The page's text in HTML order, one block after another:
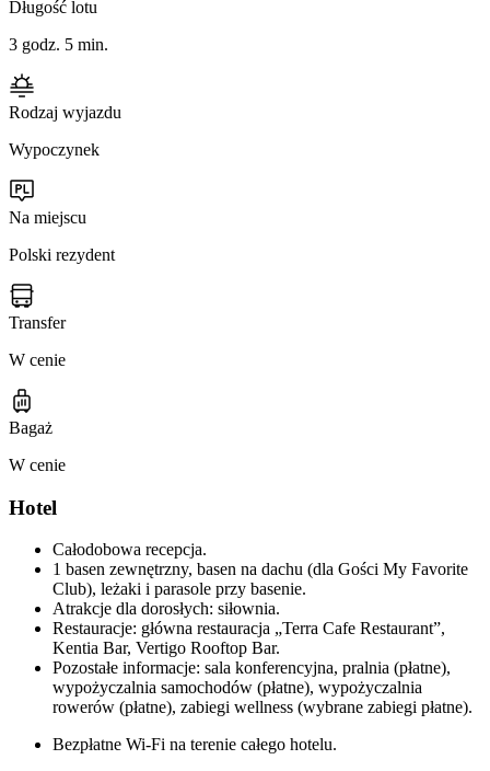
Długość lotu
3 godz. 5 min.
Rodzaj wyjazdu
Wypoczynek
Na miejscu
Polski rezydent
Transfer
W cenie
Bagaż
W cenie
Hotel
Całodobowa recepcja.
1 basen zewnętrzny, basen na dachu (dla Gości My Favorite
Club), leżaki i parasole przy basenie.
Atrakcje dla dorosłych: siłownia.
Restauracje: główna restauracja „Terra Cafe Restaurant”,
Kentia Bar, Vertigo Rooftop Bar.
Pozostałe informacje: sala konferencyjna, pralnia (płatne),
wypożyczalnia samochodów (płatne), wypożyczalnia
rowerów (płatne), zabiegi wellness (wybrane zabiegi płatne).
Bezpłatne Wi-Fi na terenie całego hotelu.